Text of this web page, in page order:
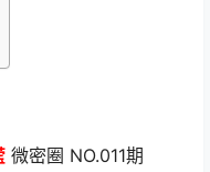
微密圈 NO.011期